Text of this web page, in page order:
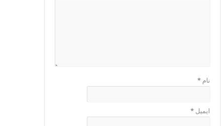
نام*
ایمیل*